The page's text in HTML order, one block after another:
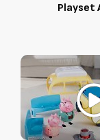
Playset